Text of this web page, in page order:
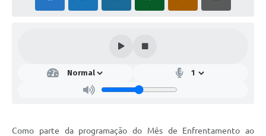
Como parte da programação do Mês de Enfrentamento ao